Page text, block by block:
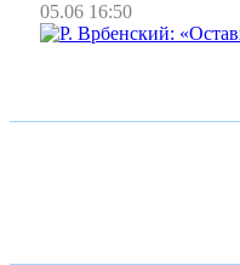
05.06 16:50